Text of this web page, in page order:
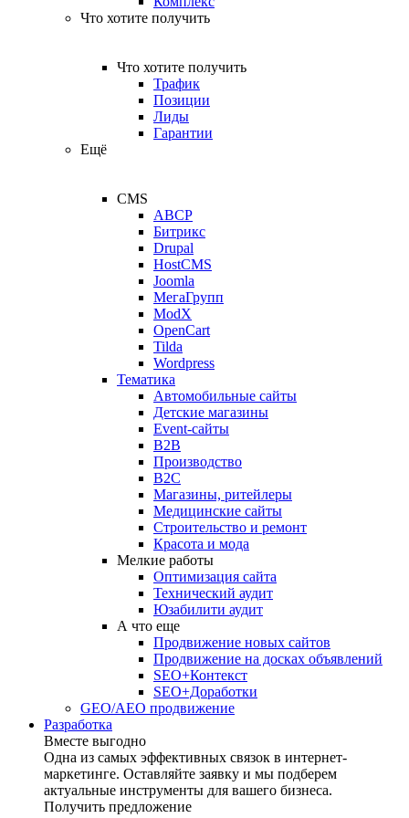
Что хотите получить
Что хотите получить
Трафик
Позиции
Лиды
Гарантии
Ещё
CMS
ABCP
Битрикс
Drupal
HostCMS
Joomla
МегаГрупп
ModX
OpenCart
Tilda
Wordpress
Тематика
Автомобильные сайты
Детские магазины
Event-сайты
B2B
Производство
B2C
Магазины, ритейлеры
Медицинские сайты
Строительство и ремонт
Красота и мода
Мелкие работы
Оптимизация сайта
Технический аудит
Юзабилити аудит
А что еще
Продвижение новых сайтов
Продвижение на досках объявлений
SEO+Контекст
SEO+Доработки
GEO/AEO продвижение
Разработка
Вместе выгодно
Одна из самых эффективных связок в интернет-
маркетинге. Оставляйте заявку и мы подберем
актуальные инструменты для вашего бизнеса.
Получить предложение